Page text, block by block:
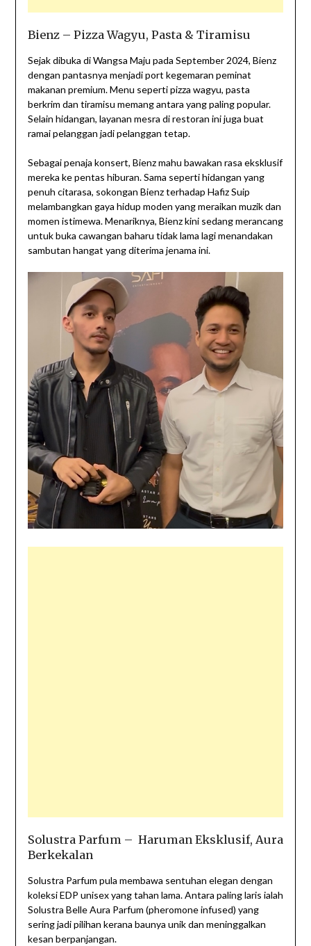
Bienz – Pizza Wagyu, Pasta & Tiramisu
Sejak dibuka di Wangsa Maju pada September 2024, Bienz
dengan pantasnya menjadi port kegemaran peminat
makanan premium. Menu seperti pizza wagyu, pasta
berkrim dan tiramisu memang antara yang paling popular.
Selain hidangan, layanan mesra di restoran ini juga buat
ramai pelanggan jadi pelanggan tetap.
Sebagai penaja konsert, Bienz mahu bawakan rasa eksklusif
mereka ke pentas hiburan. Sama seperti hidangan yang
penuh citarasa, sokongan Bienz terhadap Hafiz Suip
melambangkan gaya hidup moden yang meraikan muzik dan
momen istimewa. Menariknya, Bienz kini sedang merancang
untuk buka cawangan baharu tidak lama lagi menandakan
sambutan hangat yang diterima jenama ini.
Solustra Parfum – Haruman Eksklusif, Aura
Berkekalan
Solustra Parfum pula membawa sentuhan elegan dengan
koleksi EDP unisex yang tahan lama. Antara paling laris ialah
Solustra Belle Aura Parfum (pheromone infused) yang
sering jadi pilihan kerana baunya unik dan meninggalkan
kesan berpanjangan.